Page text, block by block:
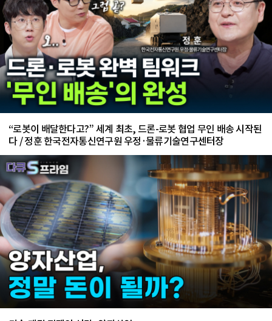
“로봇이 배달한다고?” 세계 최초, 드론-로봇 협업 무인 배송 시작된
다 / 정훈 한국전자통신연구원 우정·물류기술연구센터장